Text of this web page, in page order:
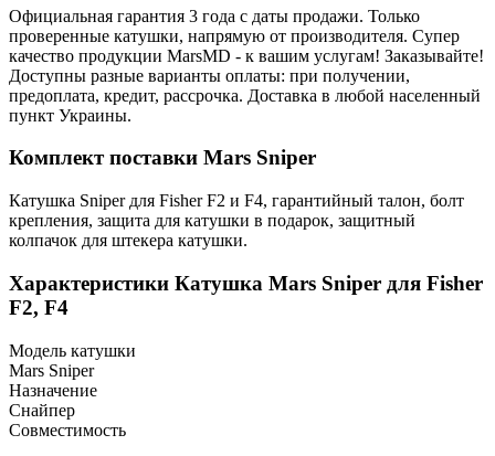
Официальная гарантия 3 года с даты продажи. Только
проверенные катушки, напрямую от производителя. Супер
качество продукции MarsMD - к вашим услугам! Заказывайте!
Доступны разные варианты оплаты: при получении,
предоплата, кредит, рассрочка. Доставка в любой населенный
пункт Украины.
Комплект поставки Mars Sniper
Катушка Sniper для Fisher F2 и F4, гарантийный талон, болт
крепления, защита для катушки в подарок, защитный
колпачок для штекера катушки.
Характеристики Катушка Mars Sniper для Fisher
F2, F4
Модель катушки
Mars Sniper
Назначение
Снайпер
Совместимость